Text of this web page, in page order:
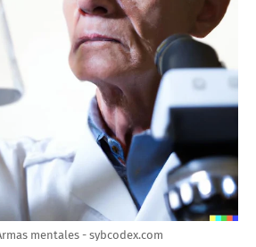
mentales - sybcodex.com